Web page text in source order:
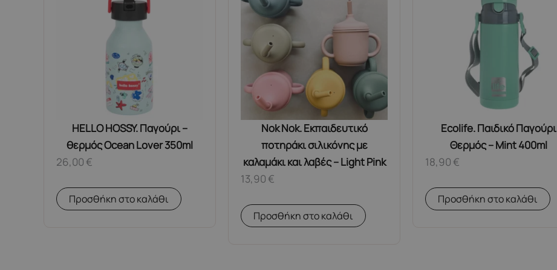
HELLO HOSSY. Παγούρι –
θερμός Ocean Lover 350ml
26,00€
Προσθήκη στο καλάθι
Nok Nok. Εκπαιδευτικό
ποτηράκι σιλικόνης με
καλαμάκι και λαβές – Light Pink
13,90€
Προσθήκη στο καλάθι
Ecolife. Παιδικό Παγούρι
Θερμός – Mint 400ml
18,90€
Προσθήκη στο καλάθι